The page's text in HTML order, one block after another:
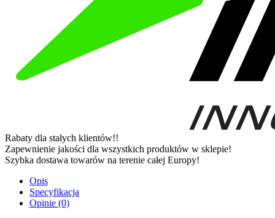
Rabaty dla stałych klientów!!
Zapewnienie jakości dla wszystkich produktów w sklepie!
Szybka dostawa towarów na terenie całej Europy!
Opis
Specyfikacja
Opinie (0)